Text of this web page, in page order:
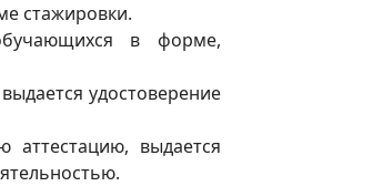
стажировки.
в форме,
удостоверение
выдается